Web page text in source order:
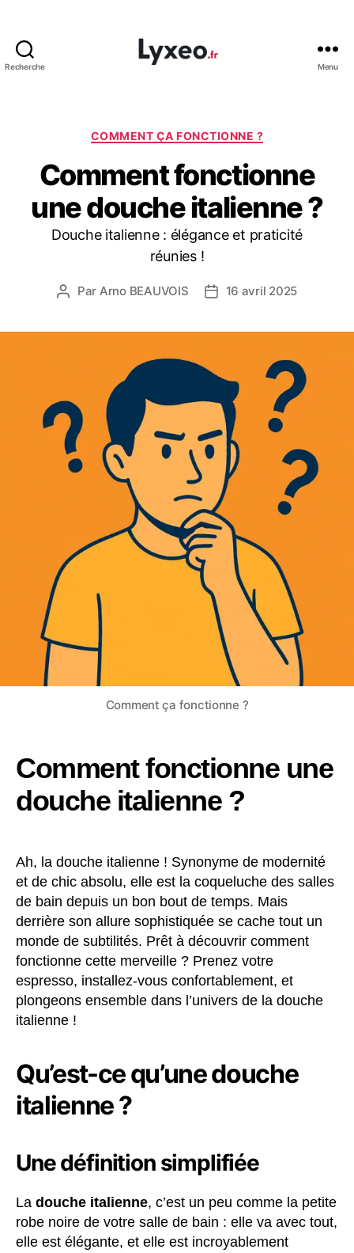
Recherche Menu
Catégories
COMMENT ÇA FONCTIONNE ?
Comment fonctionne
une douche italienne ?
Douche italienne : élégance et praticité
réunies !
Auteur
Par Arno BEAUVOIS
Date16 avril 2025
Comment ça fonctionne ?
Comment fonctionne une
douche italienne ?
Ah, la douche italienne ! Synonyme de modernité
et de chic absolu, elle est la coqueluche des salles
de bain depuis un bon bout de temps. Mais
derrière son allure sophistiquée se cache tout un
monde de subtilités. Prêt à découvrir comment
fonctionne cette merveille ? Prenez votre
espresso, installez-vous confortablement, et
plongeons ensemble dans l’univers de la douche
italienne !
Qu’est-ce qu’une douche
italienne ?
Une définition simplifiée
La douche italienne, c’est un peu comme la petite
robe noire de votre salle de bain : elle va avec tout,
elle est élégante, et elle est incroyablement